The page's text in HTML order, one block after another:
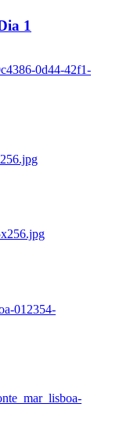
1
0d44-42f1-
012354-